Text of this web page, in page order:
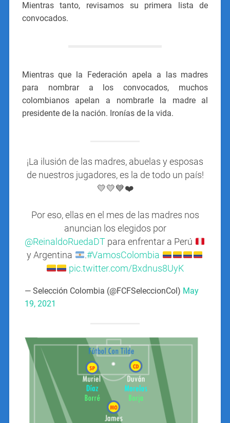
Mientras tanto, revisamos su primera lista de
convocados.
Mientras que la Federación apela a las madres
para nombrar a los convocados, muchos
colombianos apelan a nombrarle la madre al
presidente de la nación. Ironías de la vida.
¡La ilusión de las madres, abuelas y esposas
de nuestros jugadores, es la de todo un país!
💛💛💙❤️
Por eso, ellas en el mes de las madres nos
anuncian los elegidos por
@ReinaldoRuedaDT para enfrentar a Perú
y Argentina
.#VamosColombia
pic.twitter.com/Bxdnus8UyK
— Selección Colombia (@FCFSeleccionCol) May
19, 2021